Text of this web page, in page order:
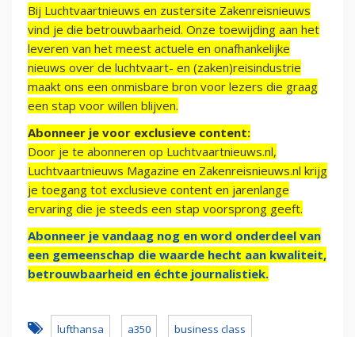
Bij Luchtvaartnieuws en zustersite Zakenreisnieuws
vind je die betrouwbaarheid. Onze toewijding aan het
leveren van het meest actuele en onafhankelijke
nieuws over de luchtvaart- en (zaken)reisindustrie
maakt ons een onmisbare bron voor lezers die graag
een stap voor willen blijven.
Abonneer je voor exclusieve content:
Door je te abonneren op Luchtvaartnieuws.nl,
Luchtvaartnieuws Magazine en Zakenreisnieuws.nl krijg
je toegang tot exclusieve content en jarenlange
ervaring die je steeds een stap voorsprong geeft.
Abonneer je vandaag nog en word onderdeel van
een gemeenschap die waarde hecht aan kwaliteit,
betrouwbaarheid en échte journalistiek.
lufthansa a350 business class